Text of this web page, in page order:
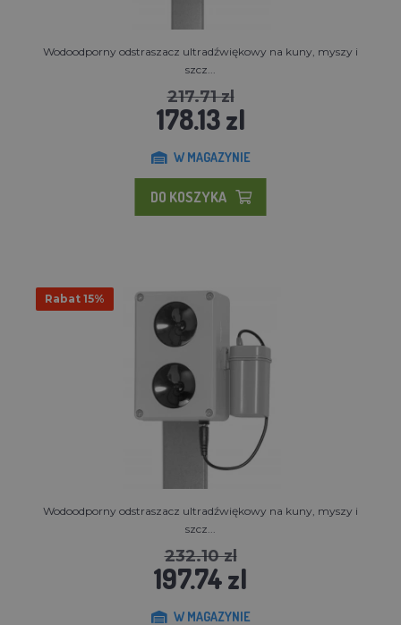
Wodoodporny odstraszacz ultradźwiękowy na kuny, myszy i
szcz...
217.71 zl
178.13 zl
W MAGAZYNIE
DO KOSZYKA
Rabat 15%
Wodoodporny odstraszacz ultradźwiękowy na kuny, myszy i
szcz...
232.10 zl
197.74 zl
W MAGAZYNIE